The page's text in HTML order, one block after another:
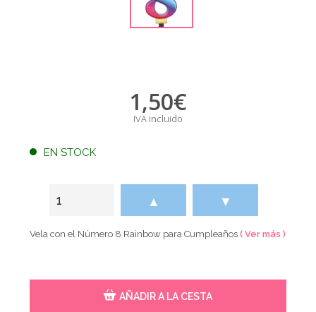
1,50€
IVA incluido
EN STOCK
▲ ▼
Vela con el Número 8 Rainbow para Cumpleaños( Ver más )
AÑADIR A LA CESTA